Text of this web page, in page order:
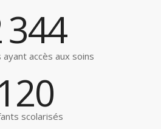
344
accès aux soins
scolarisés